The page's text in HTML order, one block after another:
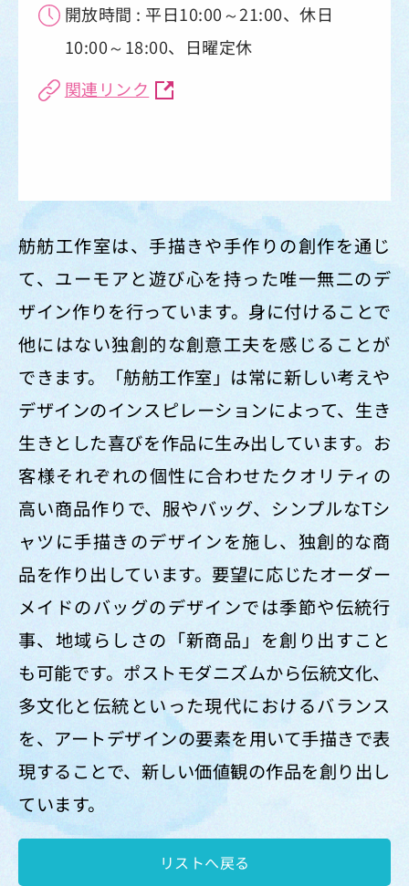
開放時間 : 平日10:00～21:00、休日
10:00～18:00、日曜定休
関連リンク
舫舫工作室は、手描きや手作りの創作を通じ
て、ユーモアと遊び心を持った唯一無二のデ
ザイン作りを行っています。身に付けることで
他にはない独創的な創意工夫を感じることが
できます。「舫舫工作室」は常に新しい考えや
デザインのインスピレーションによって、生き
生きとした喜びを作品に生み出しています。お
客様それぞれの個性に合わせたクオリティの
高い商品作りで、服やバッグ、シンプルなTシ
ャツに手描きのデザインを施し、独創的な商
品を作り出しています。要望に応じたオーダー
メイドのバッグのデザインでは季節や伝統行
事、地域らしさの「新商品」を創り出すこと
も可能です。ポストモダニズムから伝統文化、
多文化と伝統といった現代におけるバランス
を、アートデザインの要素を用いて手描きで表
現することで、新しい価値観の作品を創り出し
ています。
リストへ戻る